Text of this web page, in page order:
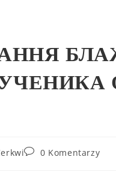
0 Komentarzy